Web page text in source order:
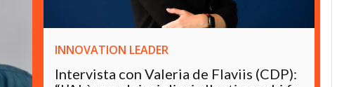
INNOVATION LEADER
Intervista con Valeria de Flaviis (CDP):